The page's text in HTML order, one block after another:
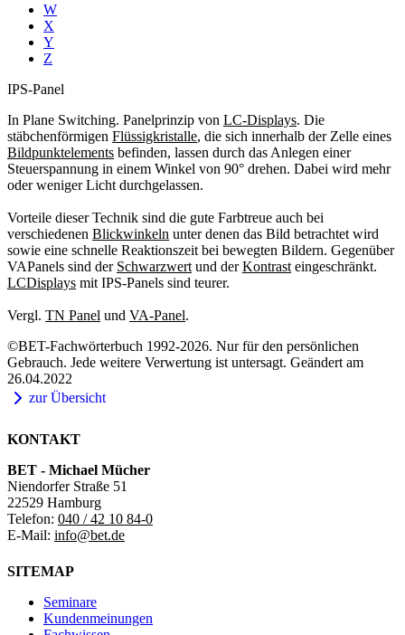
W
X
Y
Z
IPS-Panel
In Plane Switching. Panelprinzip von LC-Displays. Die
stäbchenförmigen Flüssigkristalle, die sich innerhalb der Zelle eines
Bildpunktelements befinden, lassen durch das Anlegen einer
Steuerspannung in einem Winkel von 90° drehen. Dabei wird mehr
oder weniger Licht durchgelassen.
Vorteile dieser Technik sind die gute Farbtreue auch bei
verschiedenen Blickwinkeln unter denen das Bild betrachtet wird
sowie eine schnelle Reaktionszeit bei bewegten Bildern. Gegenüber
VAPanels sind der Schwarzwert und derKontrast eingeschränkt.
LCDisplays mit IPS-Panels sind teurer.
Vergl. TN Panel und VA-Panel.
©BET-Fachwörterbuch 1992-2026. Nur für den persönlichen
Gebrauch. Jede weitere Verwertung ist untersagt. Geändert am
26.04.2022
zur Übersicht
KONTAKT
BET - Michael Mücher
Niendorfer Straße 51
22529 Hamburg
Telefon: 040 / 42 10 84-0
E-Mail: info@bet.de
SITEMAP
Seminare
Kundenmeinungen